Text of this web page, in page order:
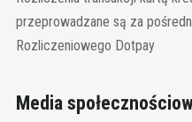
przeprowadzane są za
Rozliczeniowego Dotpay
Media